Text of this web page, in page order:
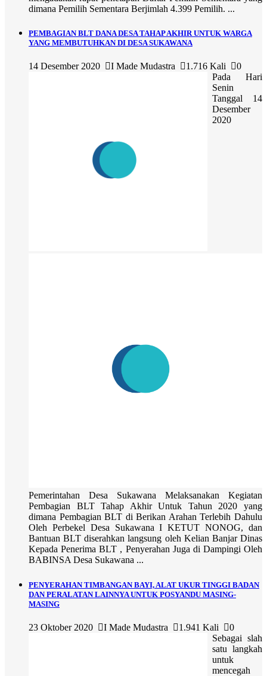
dimana Pemilih Sementara Berjimlah 4.399 Pemilih. ...
PEMBAGIAN BLT DANA DESA TAHAP AKHIR UNTUK WARGA
YANG MEMBUTUHKAN DI DESA SUKAWANA
14 Desember 2020 I Made Mudastra 1.716 Kali
0
Pada Hari
Senin
Tanggal 14
Desember
2020
Pemerintahan Desa Sukawana Melaksanakan Kegiatan
Pembagian BLT Tahap Akhir Untuk Tahun 2020 yang
dimana Pembagian BLT di Berikan Arahan Terlebih Dahulu
Oleh Perbekel Desa Sukawana I KETUT NONOG, dan
Bantuan BLT diserahkan langsung oleh Kelian Banjar Dinas
Kepada Penerima BLT , Penyerahan Juga di Dampingi Oleh
BABINSA Desa Sukawana ...
PENYERAHAN TIMBANGAN BAYI, ALAT UKUR TINGGI BADAN
DAN PERALATAN LAINNYA UNTUK POSYANDU MASING-
MASING
23 Oktober 2020 I Made Mudastra 1.941 Kali
0
Sebagai slah
satu langkah
untuk
mencegah